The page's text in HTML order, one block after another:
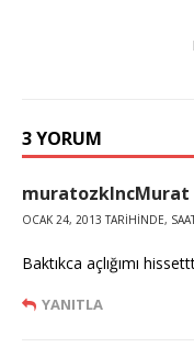
3 YORUM
muratozklncMurat
OCAK 24, 2013 TARIHINDE,
Baktıkca açlığımı
YANITLA